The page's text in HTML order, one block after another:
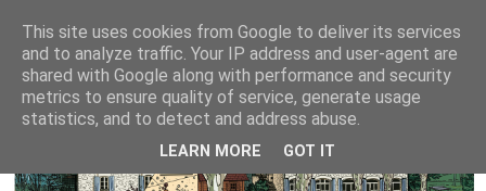
This site uses cookies from Google to deliver its services
and to analyze traffic. Your IP address and user-agent are
shared with Google along with performance and security
metrics to ensure quality of service, generate usage
statistics, and to detect and address abuse.
LEARN MORE GOT IT